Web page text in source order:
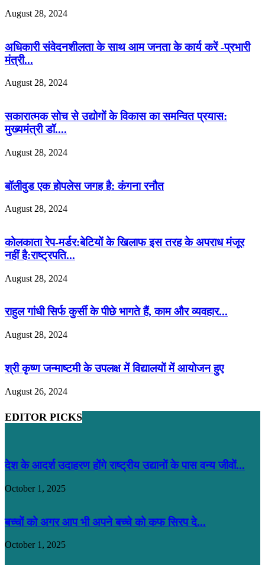
August 28, 2024
अधिकारी संवेदनशीलता के साथ आम जनता के कार्य करें -प्रभारी
मंत्री...
August 28, 2024
सकारात्मक सोच से उद्योगों के विकास का समन्वित प्रयास:
मुख्यमंत्री डॉ....
August 28, 2024
बॉलीवुड एक होपलेस जगह है: कंंगना रनौत
August 28, 2024
कोलकाता रेप-मर्डर:बेटियों के खिलाफ इस तरह के अपराध मंजूर
नहीं है:राष्ट्रपति...
August 28, 2024
राहुल गांधी सिर्फ कुर्सी के पीछे भागते हैं, काम और व्यवहार...
August 28, 2024
श्री कृष्ण जन्माष्टमी के उपलक्ष में विद्यालयों में आयोजन हुए
August 26, 2024
EDITOR PICKS
देश के आदर्श उदाहरण होंगे राष्ट्रीय उद्यानों के पास वन्य जीवों...
October 1, 2025
बच्चों को अगर आप भी अपने बच्चे को कफ सिरप दे...
October 1, 2025